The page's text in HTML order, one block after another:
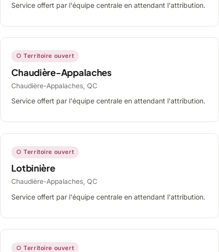
Service offert par l'équipe centrale en attendant l'attribution.
○ Territoire ouvert
Chaudière-Appalaches
Chaudière-Appalaches, QC
Service offert par l'équipe centrale en attendant l'attribution.
○ Territoire ouvert
Lotbinière
Chaudière-Appalaches, QC
Service offert par l'équipe centrale en attendant l'attribution.
○ Territoire ouvert